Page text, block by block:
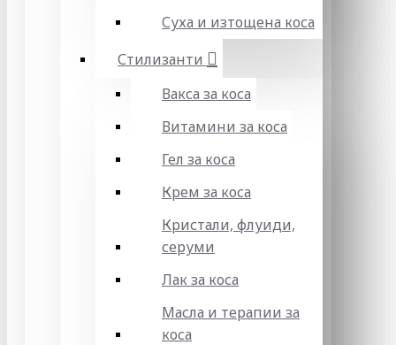
Суха и изтощена коса
Стилизанти
Вакса за коса
Витамини за коса
Гел за коса
Крем за коса
Кристали, флуиди,
серуми
Лак за коса
Масла и терапии за
коса